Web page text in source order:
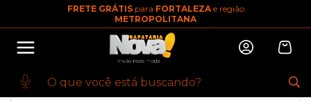
10% OFF na primeira compra
Baixe o app. Cupom BEMVINDO10
(100+)
Abrir
FRETE GRÁTISpara FORTALEZAe região
METROPOLITANA
GASPEA · Chinelo Preto Pós Corre | Olympikus